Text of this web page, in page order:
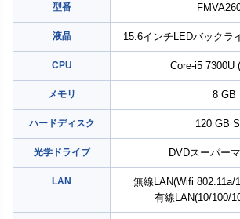
型番
液晶 15.6インチLEDバックラ
CPU Core-i5 7300U
メモリ 8 GB
ハードディスク 120 GB
光学ドライブ DVDスーパー
LAN
無線LAN(Wifi 802.11a/
有線LAN(10/100/